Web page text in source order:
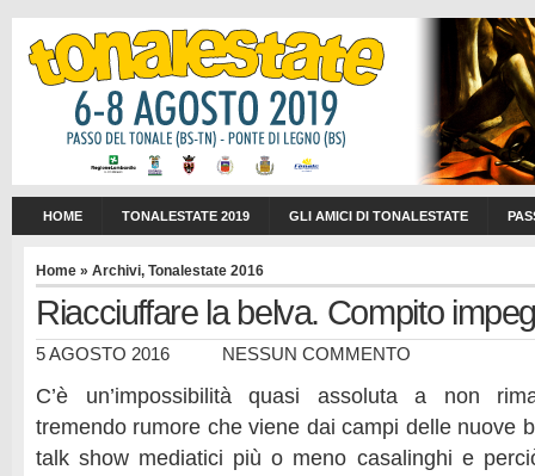
HOME TONALESTATE 2019 GLI AMICI DI TONALESTATE
Home » Archivi, Tonalestate 2016
Riacciuffare la belva. Compito
5 AGOSTO 2016 NESSUN COMMENTO
C’è un’impossibilità quasi assoluta a non
tremendo rumore che viene dai campi delle nuove
talk show mediatici più o meno casalinghi e